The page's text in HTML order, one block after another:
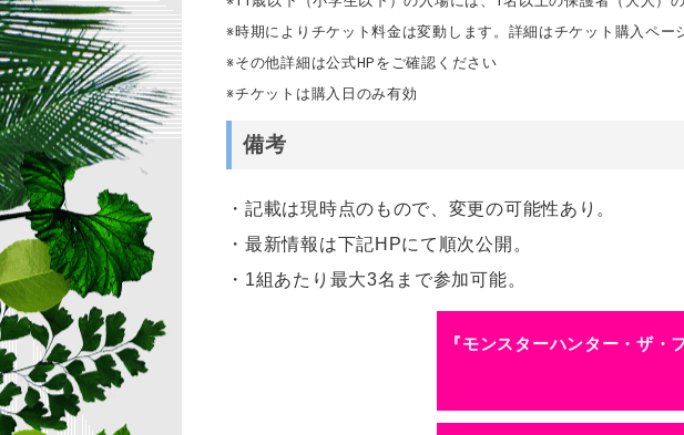
※時期によりチケット料金は変動します。詳細はチケット購入ペー
※その他詳細は公式HPをご確認ください
※チケットは購入日のみ有効
備考
・記載は現時点のもので、変更の可能性あり。
・最新情報は下記HPにて順次公開。
・1組あたり最大3名まで参加可能。
『モンスターハンター・ザ